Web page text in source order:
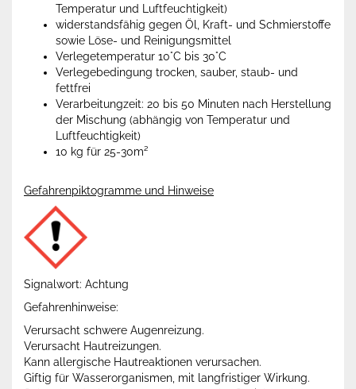
Temperatur und Luftfeuchtigkeit)
widerstandsfähig gegen Öl, Kraft- und Schmierstoffe
sowie Löse- und Reinigungsmittel
Verlegetemperatur 10°C bis 30°C
Verlegebedingung trocken, sauber, staub- und
fettfrei
Verarbeitungzeit: 20 bis 50 Minuten nach Herstellung
der Mischung (abhängig von Temperatur und
Luftfeuchtigkeit)
10 kg für 25-30m²
Gefahrenpiktogramme und Hinweise
Signalwort: Achtung
Gefahrenhinweise:
Verursacht schwere Augenreizung.
Verursacht Hautreizungen.
Kann allergische Hautreaktionen verursachen.
Giftig für Wasserorganismen, mit langfristiger Wirkung.